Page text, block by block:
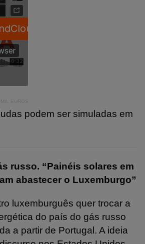
MIL EUROS
podem ser simuladas em
russo. “Painéis solares em
abastecer o Luxemburgo”
luxemburguês quer trocar a
do país do gás russo
a partir de Portugal. A ideia